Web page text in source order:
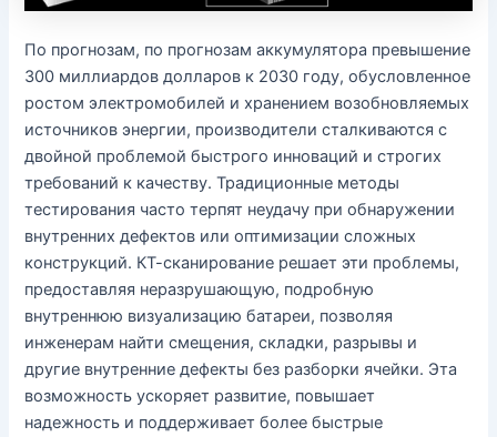
По прогнозам, по прогнозам аккумулятора превышение
300 миллиардов долларов к 2030 году, обусловленное
ростом электромобилей и хранением возобновляемых
источников энергии, производители сталкиваются с
двойной проблемой быстрого инноваций и строгих
требований к качеству. Традиционные методы
тестирования часто терпят неудачу при обнаружении
внутренних дефектов или оптимизации сложных
конструкций. КТ-сканирование решает эти проблемы,
предоставляя неразрушающую, подробную
внутреннюю визуализацию батареи, позволяя
инженерам найти смещения, складки, разрывы и
другие внутренние дефекты без разборки ячейки. Эта
возможность ускоряет развитие, повышает
надежность и поддерживает более быстрые